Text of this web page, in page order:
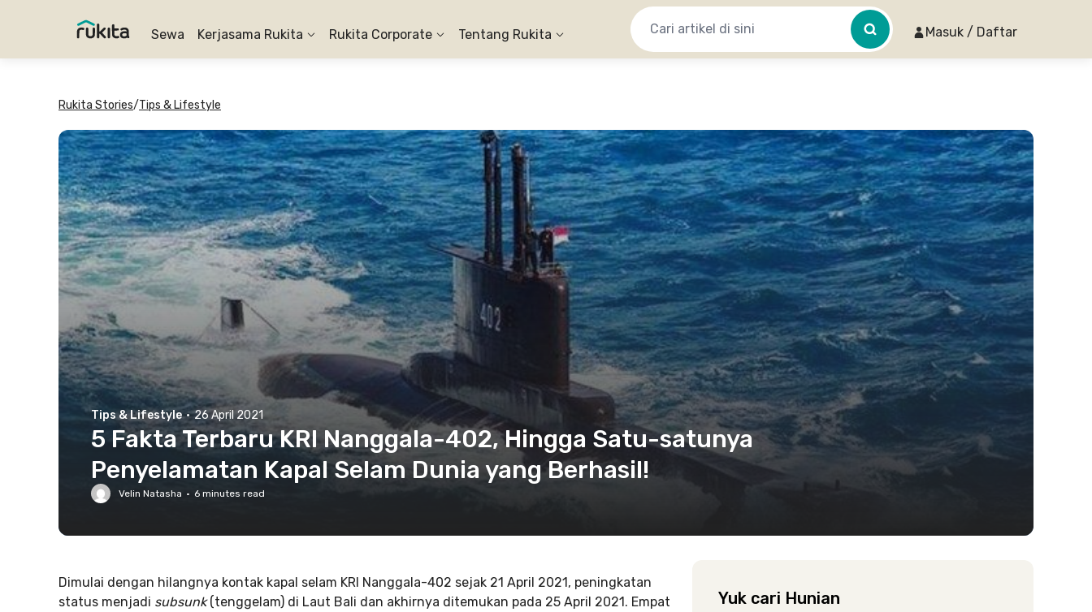
Sewa Kerjasama Rukita Rukita Corporate Tentang Rukita Masuk / Daftar
Rukita Stories/Tips & Lifestyle
Tips & Lifestyle · 26 April 2021
5 Fakta Terbaru KRI Nanggala-402, Hingga Satu-satunya
Penyelamatan Kapal Selam Dunia yang Berhasil!
Velin Natasha · 6 minutes read
Dimulai dengan hilangnya kontak kapal selam KRI Nanggala-402 sejak 21 April 2021, peningkatan
status menjadi subsunk(tenggelam) di Laut Bali dan akhirnya ditemukan pada 25 April 2021. Empat
Yuk cari Hunian